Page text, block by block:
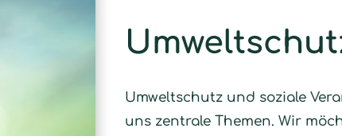
Umweltschutz und soziale
uns zentrale Themen. Wir